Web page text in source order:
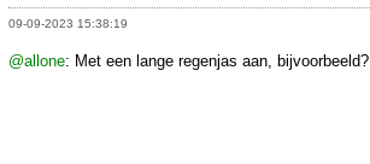
09-09-2023 15:38:19
@allone: Met een lange regenjas aan, bijvoorbeeld?